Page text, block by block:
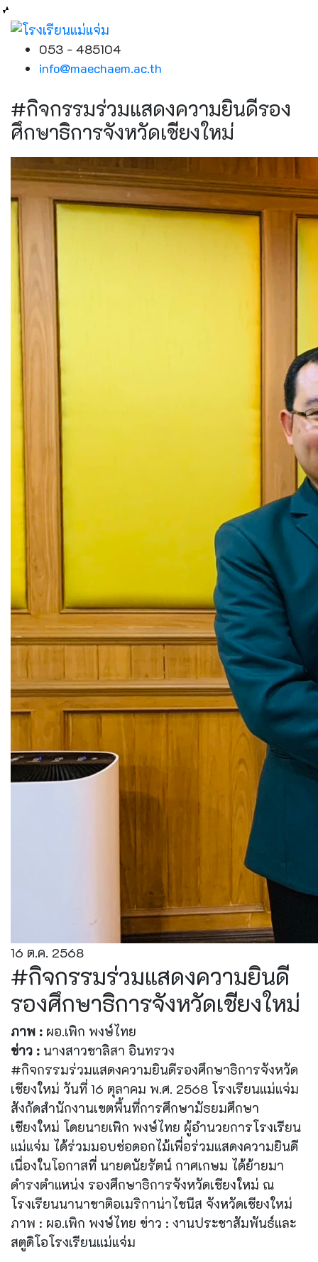
053 - 485104
info@maechaem.ac.th
#กิจกรรมร่วมแสดงความยินดีรอง
ศึกษาธิการจังหวัดเชียงใหม่
16 ต.ค. 2568
#กิจกรรมร่วมแสดงความยินดี
รองศึกษาธิการจังหวัดเชียงใหม่
ภาพ : ผอ.เพิก พงษ์ไทย
ข่าว : นางสาวชาลิสา อินทรวง
#กิจกรรมร่วมแสดงความยินดีรองศึกษาธิการจังหวัด
เชียงใหม่ วันที่ 16 ตุลาคม พ.ศ. 2568 โรงเรียนแม่แจ่ม
สังกัดสำนักงานเขตพื้นที่การศึกษามัธยมศึกษา
เชียงใหม่ โดยนายเพิก พงษ์ไทย ผู้อำนวยการโรงเรียน
แม่แจ่ม ได้ร่วมมอบช่อดอกไม้เพื่อร่วมแสดงความยินดี
เนื่องในโอกาสที่ นายดนัยรัตน์ กาศเกษม ได้ย้ายมา
ดำรงตำแหน่ง รองศึกษาธิการจังหวัดเชียงใหม่ ณ
โรงเรียนนานาชาติอเมริกาน่าไชนีส จังหวัดเชียงใหม่
ภาพ : ผอ.เพิก พงษ์ไทย ข่าว : งานประชาสัมพันธ์และ
สตูดิโอโรงเรียนแม่แจ่ม